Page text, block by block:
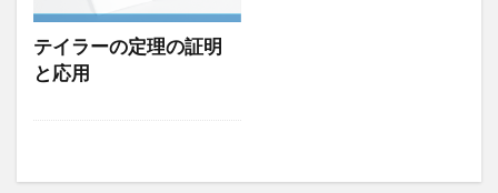
テイラーの定理の証明
と応用